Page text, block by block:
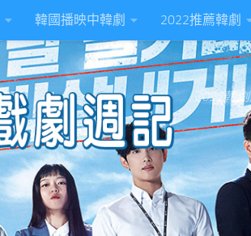
韓國播映中韓劇 2022推薦韓劇
2022韓